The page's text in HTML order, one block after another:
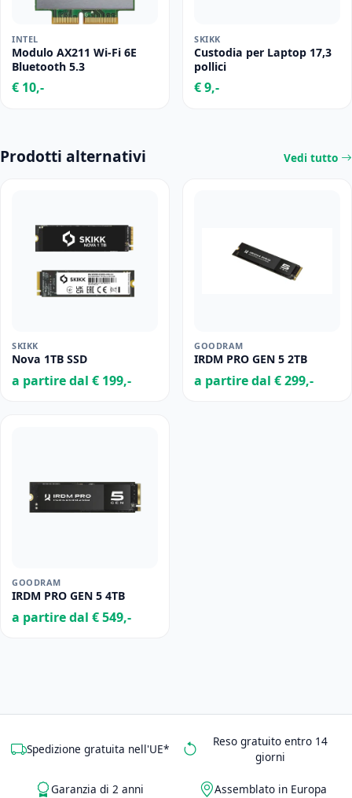
INTEL
Modulo AX211 Wi-Fi 6E
Bluetooth 5.3
€ 10,-
SKIKK
Custodia per Laptop 17,3
pollici
€ 9,-
Prodotti alternativi Vedi tutto
SKIKK
Nova 1TB SSD
a partire dal € 199,-
GOODRAM
IRDM PRO GEN 5 2TB
a partire dal € 299,-
GOODRAM
IRDM PRO GEN 5 4TB
a partire dal € 549,-
Spedizione gratuita nell'UE*
Reso gratuito entro 14
giorni
Garanzia di 2 anni Assemblato in Europa